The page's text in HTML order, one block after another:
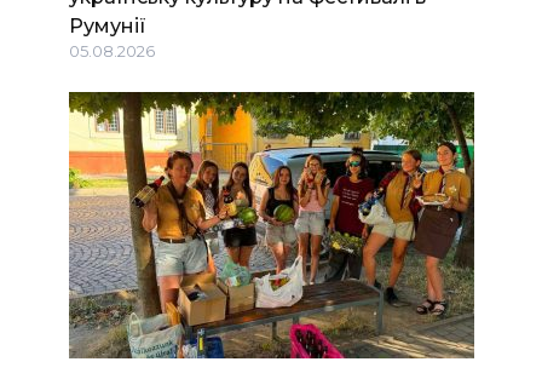
Румунії
05.08.2026